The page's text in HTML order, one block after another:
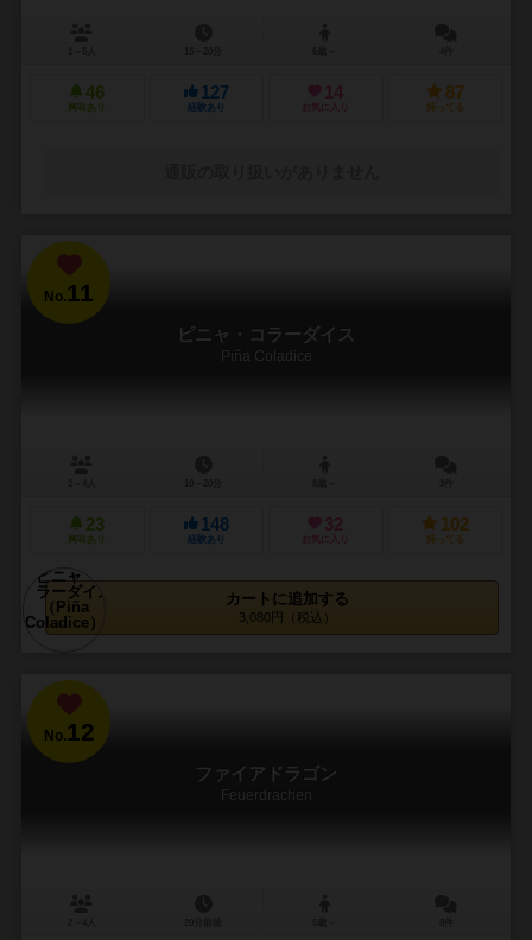
46
興味あり
127
経験あり
14
お気に入り
87
持ってる
No.11
ピニャ・コラーダイス
Piña Coladice
23
興味あり
148
経験あり
32
お気に入り
102
持ってる
カートに追加する
3,080円（税込）
No.12
ファイアドラゴン
Feuerdrachen